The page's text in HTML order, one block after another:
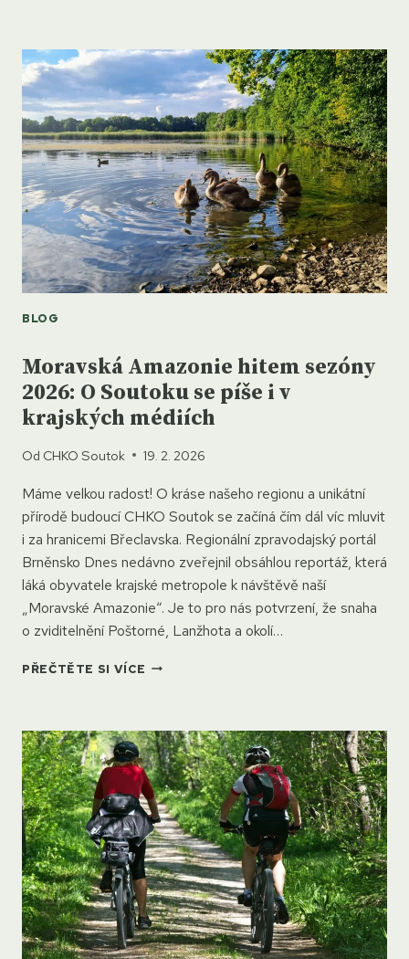
KDY
A
CO
KVETE
BLOG
Moravská Amazonie hitem sezóny
2026: O Soutoku se píše i v
krajských médiích
Od CHKO Soutok 19. 2. 2026
Máme velkou radost! O kráse našeho regionu a unikátní
přírodě budoucí CHKO Soutok se začíná čím dál víc mluvit
i za hranicemi Břeclavska. Regionální zpravodajský portál
Brněnsko Dnes nedávno zveřejnil obsáhlou reportáž, která
láká obyvatele krajské metropole k návštěvě naší
„Moravské Amazonie“. Je to pro nás potvrzení, že snaha
o zviditelnění Poštorné, Lanžhota a okolí…
PŘEČTĚTE SI VÍCE MORAVSKÁ
2026:
O
SOUTOKU
SE
PÍŠE
I
V
KRAJSKÝCH
MÉDIÍCH